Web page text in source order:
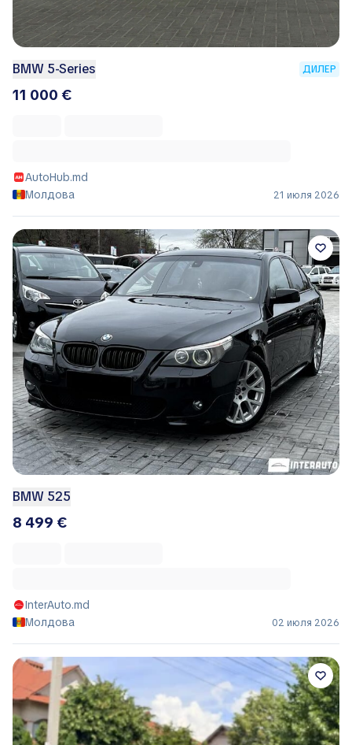
BMW 5-Series ДИЛЕР
11 000 €
AutoHub.md
Молдова
21 июля 2026
BMW 525
8 499 €
InterAuto.md
Молдова
02 июля 2026